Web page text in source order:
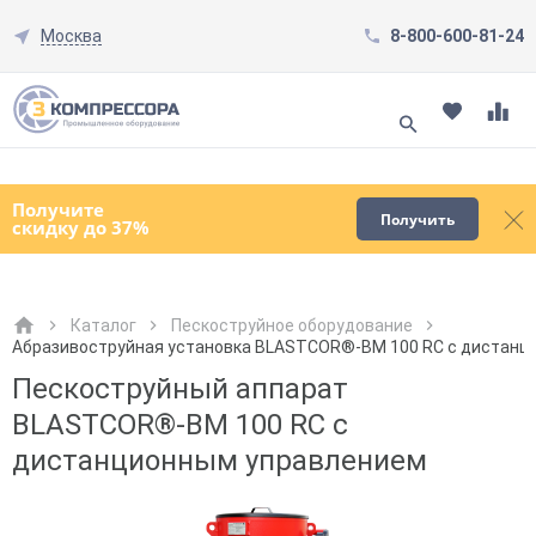
Москва 8-800-600-81-24
Получите
скидку до 37% Получить
Смотреть все товары
Каталог
Пескоструйное оборудование
Абразивоструйная установка BLASTCOR®-BM 100 RC с
Пескоструйный аппарат
BLASTCOR®-BM 100 RC с
дистанционным управлением
Как к Вам обращаться?
Телефон
Как к Вам обращаться?
Телефон
Город доставки
Как к Вам обращаться?
Как к Вам обращаться?
Телефон